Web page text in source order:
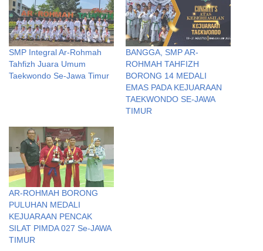
SMP Integral Ar-Rohmah
Tahfizh Juara Umum
Taekwondo Se-Jawa Timur
BANGGA, SMP AR-
ROHMAH TAHFIZH
BORONG 14 MEDALI
EMAS PADA KEJUARAAN
TAEKWONDO SE-JAWA
TIMUR
AR-ROHMAH BORONG
PULUHAN MEDALI
KEJUARAAN PENCAK
SILAT PIMDA 027 Se-JAWA
TIMUR